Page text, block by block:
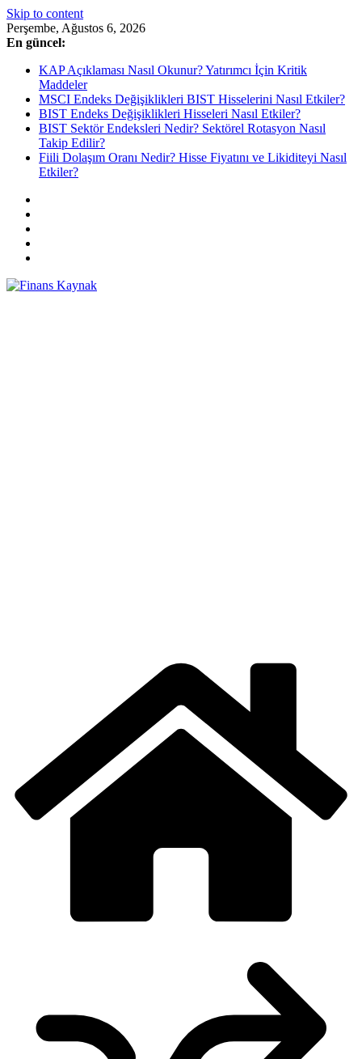
Skip to content
Perşembe, Ağustos 6, 2026
En güncel:
KAP Açıklaması Nasıl Okunur? Yatırımcı İçin Kritik
Maddeler
MSCI Endeks Değişiklikleri BIST Hisselerini Nasıl Etkiler?
BIST Endeks Değişiklikleri Hisseleri Nasıl Etkiler?
BIST Sektör Endeksleri Nedir? Sektörel Rotasyon Nasıl
Takip Edilir?
Fiili Dolaşım Oranı Nedir? Hisse Fiyatını ve Likiditeyi Nasıl
Etkiler?